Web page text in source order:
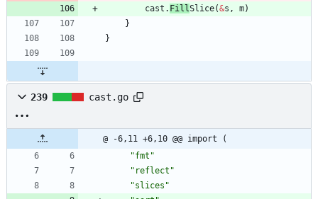
cast . FillSlice(&s , m)
}
}
239 cast.go
@ -6,11 +6,10 @@ import (
"fmt"
"reflect"
"slices"